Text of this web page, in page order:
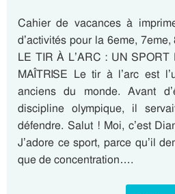
Cahier de vacances à
d’activités pour la 6eme,
LE TIR À L’ARC : UN SPORT
MAÎTRISE Le tir à l’arc est
anciens du monde. Avant
discipline olympique, il
défendre. Salut ! Moi, c’est
J’adore ce sport, parce qu’il
que de concentration….